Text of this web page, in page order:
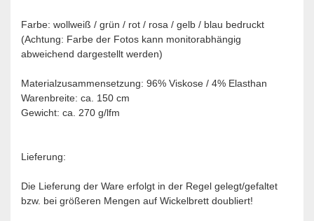
Farbe: wollweiß / grün / rot / rosa / gelb / blau bedruckt
(Achtung: Farbe der Fotos kann monitorabhängig
abweichend dargestellt werden)
Materialzusammensetzung: 96% Viskose / 4% Elasthan
Warenbreite: ca. 150 cm
Gewicht: ca. 270 g/lfm
Lieferung:
Die Lieferung der Ware erfolgt in der Regel gelegt/gefaltet
bzw. bei größeren Mengen auf Wickelbrett doubliert!